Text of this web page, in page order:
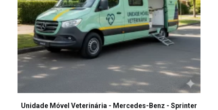
LEIA MAIS
Unidade Móvel Veterinária - Mercedes-Benz - Sprinter